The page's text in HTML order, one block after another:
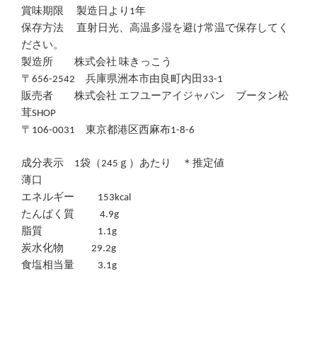
賞味期限 製造日より1年
保存方法 直射日光、高温多湿を避け常温で保存してく
ださい。
製造所 株式会社 味きっこう
〒656-2542 兵庫県洲本市由良町内田33-1
販売者 株式会社 エフユーアイジャパン ブータン松
茸SHOP
〒106-0031 東京都港区西麻布1-8-6
成分表示 1袋（245ｇ）あたり ＊推定値
薄口
エネルギー 153kcal
たんぱく質 4.9g
脂質 1.1g
炭水化物 29.2g
食塩相当量 3.1g